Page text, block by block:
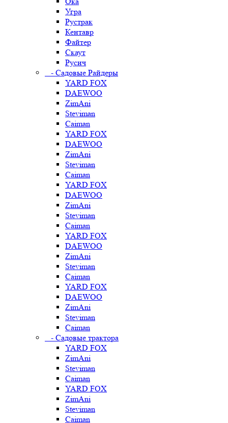
Угра
Рустрак
Кентавр
Файтер
Скаут
Русич
- Садовые Райдеры
YARD FOX
DAEWOO
ZimAni
Steviman
Caiman
YARD FOX
DAEWOO
ZimAni
Steviman
Caiman
YARD FOX
DAEWOO
ZimAni
Steviman
Caiman
YARD FOX
DAEWOO
ZimAni
Steviman
Caiman
YARD FOX
DAEWOO
ZimAni
Steviman
Caiman
- Садовые трактора
YARD FOX
ZimAni
Steviman
Caiman
YARD FOX
ZimAni
Steviman
Caiman